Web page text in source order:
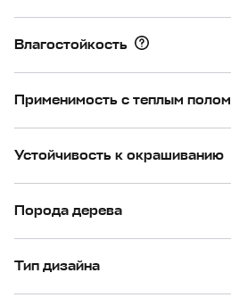
Влагостойкость
Применимость с теплым полом
Устойчивость к окрашиванию
Порода дерева
Тип дизайна